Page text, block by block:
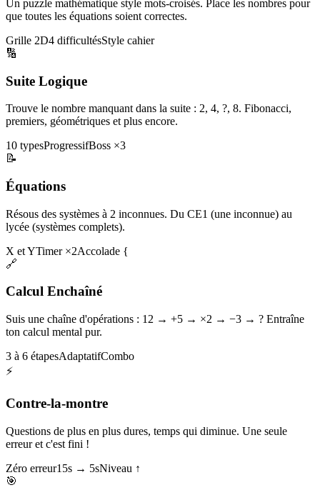
Un puzzle mathématique style mots-croisés. Place les nombres pour
que toutes les équations soient correctes.
Grille 2D4 difficultésStyle cahier
🔢
Suite Logique
Trouve le nombre manquant dans la suite : 2, 4, ?, 8. Fibonacci,
premiers, géométriques et plus encore.
10 typesProgressifBoss ×3
📝
Équations
Résous des systèmes à 2 inconnues. Du CE1 (une inconnue) au
lycée (systèmes complets).
X et YTimer ×2Accolade {
🔗
Calcul Enchaîné
Suis une chaîne d'opérations : 12 → +5 → ×2 → −3 → ? Entraîne
ton calcul mental pur.
3 à 6 étapesAdaptatifCombo
⚡
Contre-la-montre
Questions de plus en plus dures, temps qui diminue. Une seule
erreur et c'est fini !
Zéro erreur15s → 5sNiveau ↑
🎯